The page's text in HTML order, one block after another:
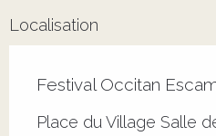
Localisation
Festival Occitan
Place du Village Salle